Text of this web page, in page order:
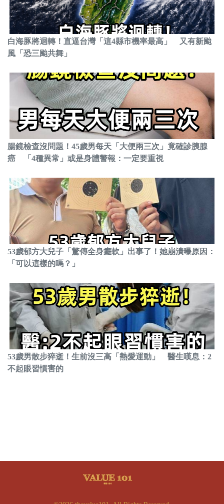
白海豚將迴轉！直逼台灣「這4縣市機率最高」 又有新颱
風「恐三颱共舞」
腸鏡檢查沒問題！45歲男每天「大便兩三次」竟確診胰腺
癌 「4種異常」或是身體警報：一定要重視
53歲郁方大兒子「驚傳全身癱軟」出事了！她崩潰曝原因：
「可以這樣的嗎？」
53歲男散步猝逝！生前沒三高「熱愛運動」 醫生嘆息：2
不起眼習慣害的